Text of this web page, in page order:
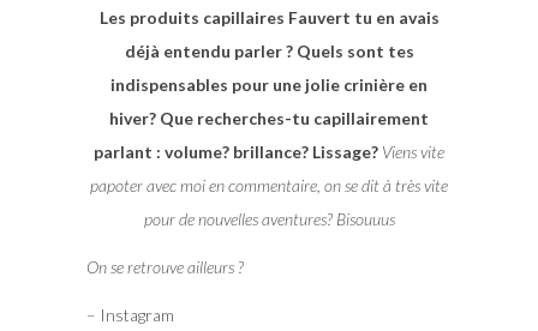
Les produits capillaires Fauvert tu en avais
déjà entendu parler ? Quels sont tes
indispensables pour une jolie crinière en
hiver? Que recherches-tu capillairement
parlant : volume? brillance? Lissage? Viens vite
papoter avec moi en commentaire, on se dit à très vite
pour de nouvelles aventures? Bisouuus
On se retrouve ailleurs ?
– Instagram